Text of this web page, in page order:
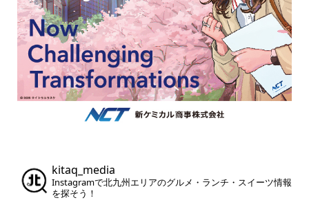
kitaq_media
Instagramで北九州エリアのグルメ・ランチ・スイーツ情報
を探そう！